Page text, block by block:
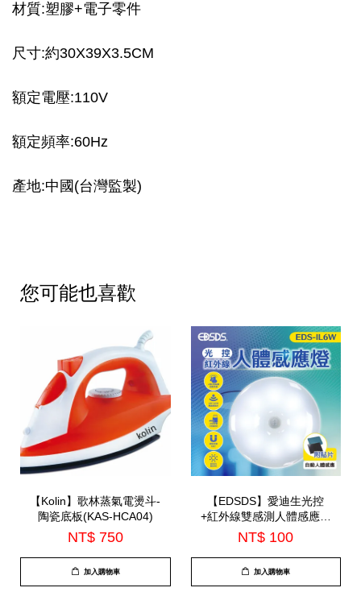
材質:塑膠+電子零件
尺寸:約30X39X3.5CM
額定電壓:110V
額定頻率:60Hz
產地:中國(台灣監製)
您可能也喜歡
【Kolin】歌林蒸氣電燙斗-
陶瓷底板(KAS-HCA04)
NT$ 750
加入購物車
【EDSDS】愛迪生光控
+紅外線雙感測人體感應燈
(EDS-IL6W)
NT$ 100
加入購物車